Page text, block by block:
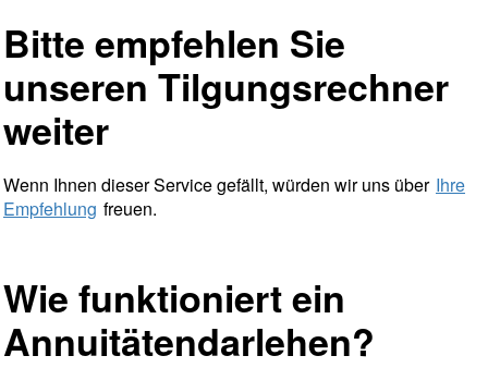
Bitte empfehlen Sie
unseren Tilgungsrechner
weiter
Wenn Ihnen dieser Service gefällt, würden wir uns über Ihre
Empfehlung freuen.
Wie funktioniert ein
Annuitätendarlehen?